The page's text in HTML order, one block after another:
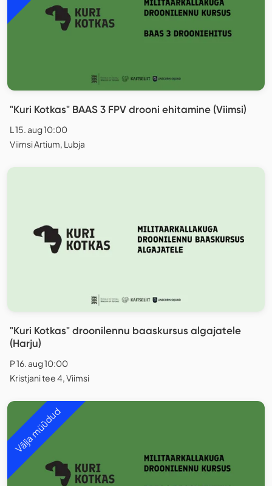
"Kuri Kotkas" BAAS 3 FPV drooni ehitamine (Viimsi)
L 15. aug 10:00
Viimsi Artium, Lubja
"Kuri Kotkas" droonilennu baaskursus algajatele
(Harju)
P 16. aug 10:00
Kristjani tee 4, Viimsi
Välja müüdud